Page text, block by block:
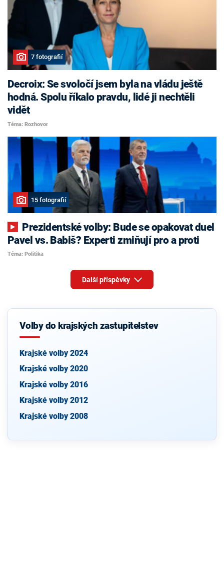
7 fotografií
Decroix: Se svoločí jsem byla na vládu ještě
hodná. Spolu říkalo pravdu, lidé ji nechtěli
vidět
Téma: Rozhovor
15 fotografií
Pavel vs. Babiš? Experti zmiňují pro a proti
Téma: Politika
Další příspěvky
Volby do krajských zastupitelstev
Krajské volby 2024
Krajské volby 2020
Krajské volby 2016
Krajské volby 2012
Krajské volby 2008